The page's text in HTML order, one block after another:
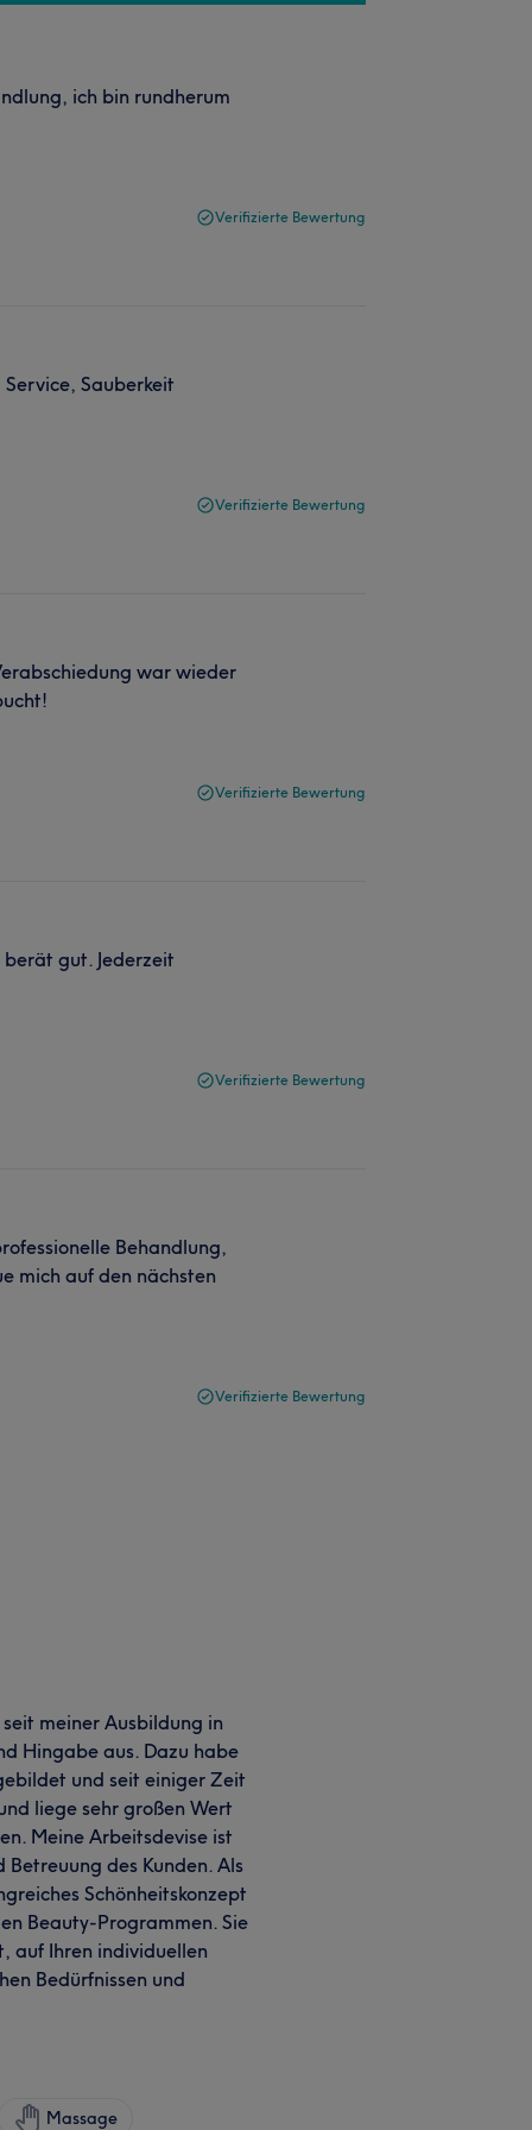
ich bin rundherum
Verifizierte Bewertung
Sauberkeit
Verifizierte Bewertung
war wieder
Verifizierte Bewertung
gut. Jederzeit
Verifizierte Bewertung
Behandlung,
mich auf den nächsten
Verifizierte Bewertung
meiner Ausbildung in
Hingabe aus. Dazu habe
und seit einiger Zeit
liege sehr großen Wert
Meine Arbeitsdevise ist
des Kunden. Als
Schönheitskonzept
Beauty-Programmen. Sie
auf Ihren individuellen
Bedürfnissen und
Massage